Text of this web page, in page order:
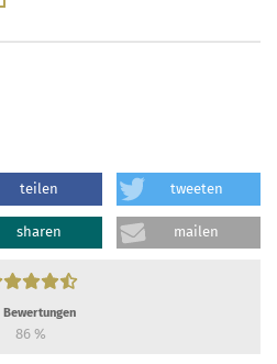
teilen tweeten
sharen mailen
Bewertungen
86 %